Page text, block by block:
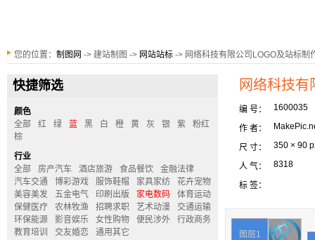
您的位置： 制图网 -> 建站制图 -> 网站站标 -> 网络科技有限公司LOGO及站标制
快捷筛选
颜色
全部
红 绿 蓝 黑 白 橙 黄 灰 银 紫
粉红
棕
行业
全部
房产汽车 酒店旅游 食品餐饮
金融法律
汽车交通
博彩游戏 服饰鞋帽 家具家纺
花卉宠物
美容美发
五金电气 印刷出版 家电数码
体育运动
保健医疗
农林牧渔 招聘求职 艺术动漫
交通运输
环保能源
影音娱乐 女性购物 便民涉外
行政商务
教育培训
交友婚恋
通用其它
网络科技
编 号： 1600035
作 者：
尺 寸： 350 × 90
人 气： 8318
标 签：
图层1